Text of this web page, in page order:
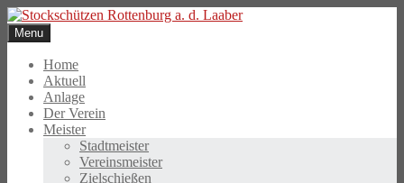
Skip
to
content
Menu
Home
Aktuell
Anlage
Der Verein
Meister
Stadtmeister
Vereinsmeister
Zielschießen